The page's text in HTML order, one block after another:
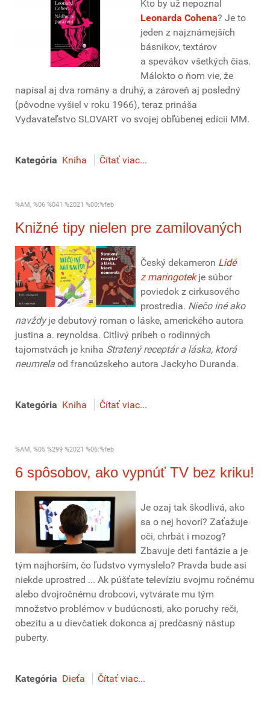
Kto by už nepoznal
Leonarda Cohena? Je to
jeden z najznámejších
básnikov, textárov
a spevákov všetkých čias.
Málokto o ňom vie, že
napísal aj dva romány a druhý, a zároveň aj posledný
(pôvodne vyšiel v roku 1966), teraz prináša
Vydavateľstvo SLOVART vo svojej obľúbenej edícii MM.
Kategória Kniha Čítať viac...
%AM, %06 %041 %2021 %00:%feb
Knižné tipy nielen pre zamilovaných
Český dekameron Lidé
z maringotek je súbor
poviedok z cirkusového
prostredia. Niečo iné ako
navždyje debutový roman o láske, amerického autora
justina a. reynoldsa. Citlivý príbeh o rodinných
tajomstvách je kniha Stratený receptár a láska, ktorá
neumrela od francúzskeho autora Jackyho Duranda.
Kategória Kniha Čítať viac...
%AM, %05 %299 %2021 %06:%feb
6 spôsobov, ako vypnúť TV bez kriku!
Je ozaj tak škodlivá, ako
sa o nej hovorí? Zaťažuje
oči, chrbát i mozog?
Zbavuje deti fantázie a je
tým najhorším, čo ľudstvo vymyslelo? Pravda bude asi
niekde uprostred ... Ak púšťate televíziu svojmu ročnému
alebo dvojročnému drobcovi, vytvárate mu tým
množstvo problémov v budúcnosti, ako poruchy reči,
obezitu a u dievčatiek dokonca aj predčasný nástup
puberty.
Kategória Dieťa Čítať viac...